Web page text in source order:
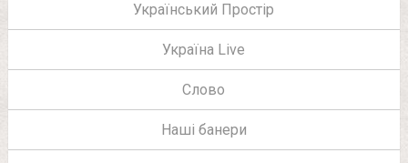
Український Простір
Україна Live
Слово
Наші банери